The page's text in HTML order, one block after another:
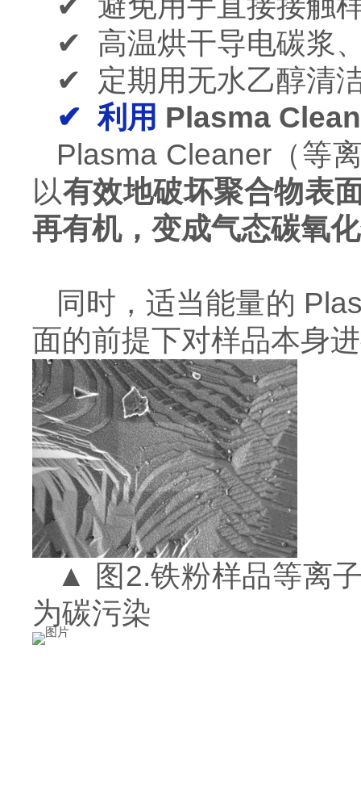
✔ 高温烘干导电碳浆
✔ 定期用无水乙醇清
✔ 利用 Plasma
Plasma Cleaner（等
以有效地破坏聚合物表
再有机，变成气态碳氧
同时，适当能量的
面的前提下对样品本身
▲ 图2.铁粉样品等离
为碳污染